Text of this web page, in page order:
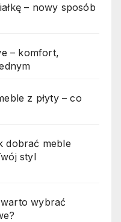
– nowy sposób
– komfort,
z płyty – co
dobrać meble
styl
wybrać